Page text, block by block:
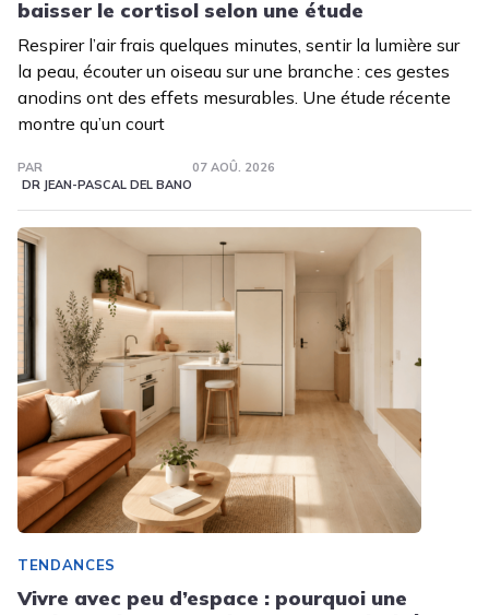
baisser le cortisol selon une étude
Respirer l’air frais quelques minutes, sentir la lumière sur
la peau, écouter un oiseau sur une branche : ces gestes
anodins ont des effets mesurables. Une étude récente
montre qu’un court
PAR
DR JEAN-PASCAL DEL BANO
07 AOÛ. 2026
TENDANCES
Vivre avec peu d’espace : pourquoi une